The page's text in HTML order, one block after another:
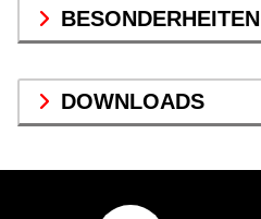
BESONDERHEITEN
DOWNLOADS